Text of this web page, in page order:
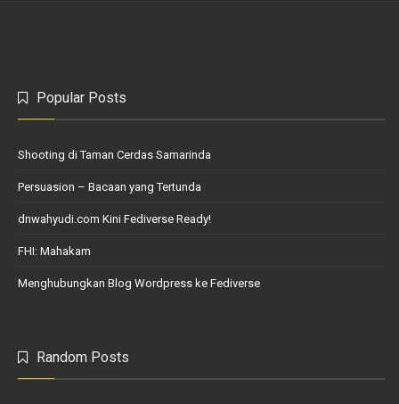
Popular Posts
Shooting di Taman Cerdas Samarinda
Persuasion – Bacaan yang Tertunda
dnwahyudi.com Kini Fediverse Ready!
FHI: Mahakam
Menghubungkan Blog Wordpress ke Fediverse
Random Posts